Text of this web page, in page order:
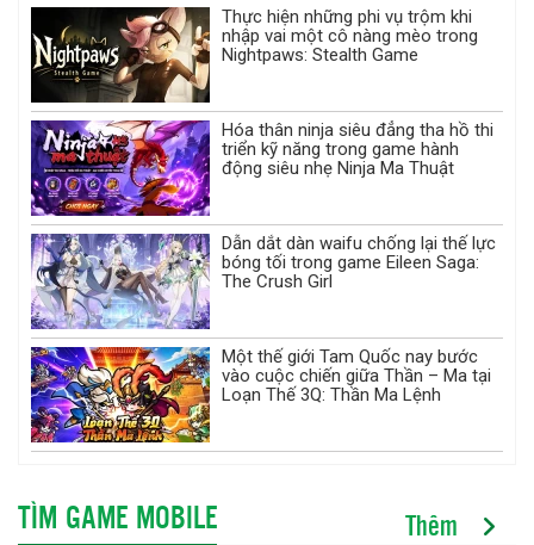
Thực hiện những phi vụ trộm khi
nhập vai một cô nàng mèo trong
Nightpaws: Stealth Game
Hóa thân ninja siêu đẳng tha hồ thi
triển kỹ năng trong game hành
động siêu nhẹ Ninja Ma Thuật
Dẫn dắt dàn waifu chống lại thế lực
bóng tối trong game Eileen Saga:
The Crush Girl
Một thế giới Tam Quốc nay bước
vào cuộc chiến giữa Thần – Ma tại
Loạn Thế 3Q: Thần Ma Lệnh
TÌM GAME MOBILE Thêm